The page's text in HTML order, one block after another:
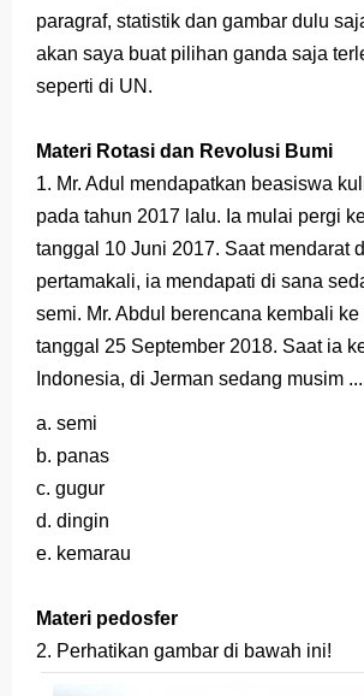
STOP Belajar Geografi Pakai Cara Lama! 😤 TKA 2025 Beda Level. Kuasai
Ebook Prediksi 150 Soal TKA Geografi
Menjadi Pengajar Jaman
paragraf, statistik dan gambar dulu
akan saya buat pilihan ganda saja
seperti di UN.
Materi Rotasi dan Revolusi Bumi
1. Mr. Adul mendapatkan beasiswa
pada tahun 2017 lalu. Ia mulai pergi
tanggal 10 Juni 2017. Saat mendarat
pertamakali, ia mendapati di sana
semi. Mr. Abdul berencana kembali
tanggal 25 September 2018. Saat ia
Indonesia, di Jerman sedang musim
a. semi
b. panas
c. gugur
d. dingin
e. kemarau
Materi pedosfer
2. Perhatikan gambar di bawah ini!